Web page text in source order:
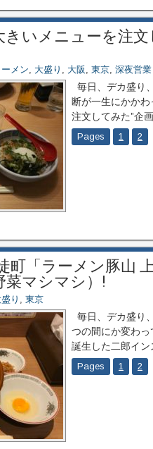
いメニューを注
ーメン, 大盛り , 大阪, 東京, 深夜営業
毎日、デカ盛り
断が一生にかか
注文してみた”企
Pages 1 2
町「ラーメン豚山
菜マシマシ）!
り , 東京
毎日、デカ盛り
つの間にか変わ
誕生した二郎イ
Pages 1 2